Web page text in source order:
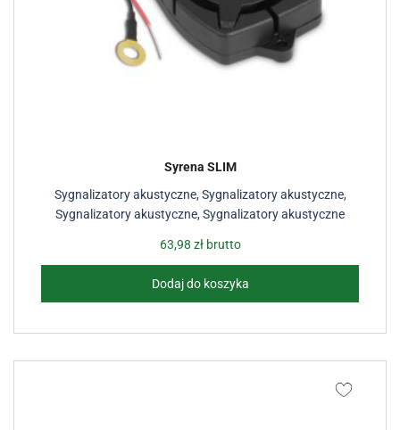
Sygnalizatory akustyczne,Sygnalizatory akustyczne,
Sygnalizatory akustyczne,Sygnalizatory akustyczne
Syrena SLIM
63,98 złbrutto
Dodaj do koszyka